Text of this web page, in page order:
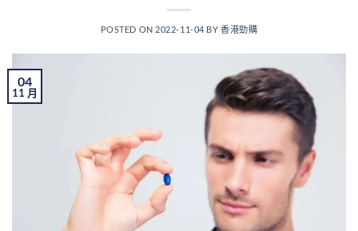
POSTED ON 2022-11-04 BY香港勁購
04
11 月